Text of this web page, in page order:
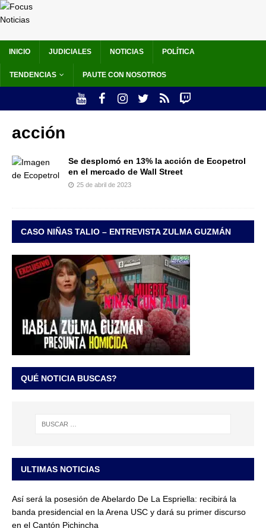
INICIO JUDICIALES NOTICIAS POLÍTICA
TENDENCIAS PAUTE CON NOSOTROS
acción
Se desplomó en 13% la acción de Ecopetrol
en el mercado de Wall Street
25 de abril de 2023
CASO NIÑAS TALIO – ENTREVISTA ZULMA GUZMÁN
QUÉ NOTICIA BUSCAS?
ULTIMAS NOTICIAS
Así será la posesión de Abelardo De La Espriella: recibirá la
banda presidencial en la Arena USC y dará su primer discurso
en el Cantón Pichincha